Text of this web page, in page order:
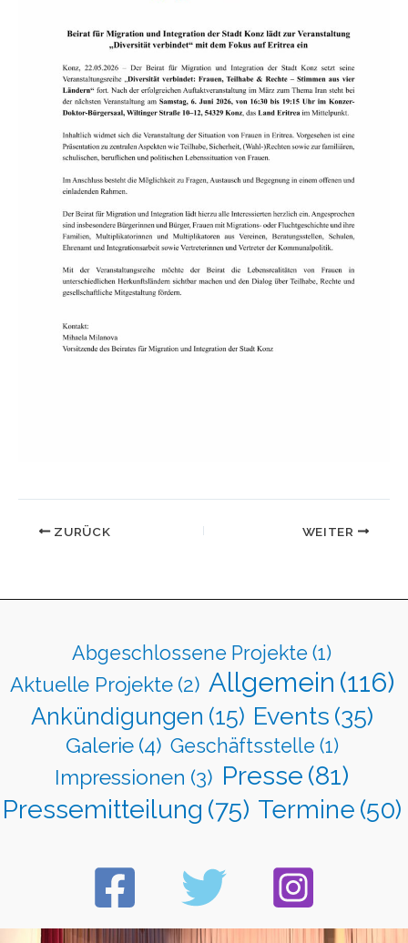
ZURÜCK WEITER
Abgeschlossene Projekte (1)
Aktuelle Projekte (2) Allgemein (116)
Ankündigungen (15) Events (35)
Galerie (4) Geschäftsstelle (1)
Impressionen (3) Presse (81)
Pressemitteilung (75) Termine (50)